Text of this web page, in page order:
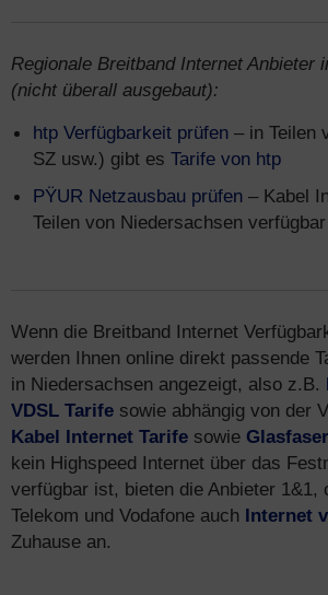
Regionale Breitband Internet Anbieter
(nicht überall ausgebaut):
htp Verfügbarkeit prüfen – in Teilen
SZ usw.) gibt es Tarife von htp
PŸUR Netzausbau prüfen – Kabel
Teilen von Niedersachsen verfügbar
Wenn die Breitband Internet
werden Ihnen online direkt passende
in Niedersachsen angezeigt, also z.B.
VDSL Tarife sowie abhängig von der
Kabel Internet Tarife sowie
kein Highspeed Internet über das
verfügbar ist, bieten die Anbieter 1&1,
Telekom und Vodafone auch Internet
Zuhause an.